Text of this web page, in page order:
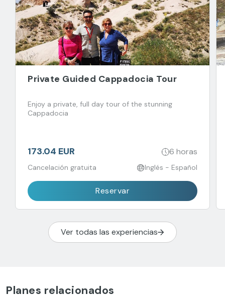
Private Guided Cappadocia Tour
Enjoy a private, full day tour of the stunning
Cappadocia
173.04 EUR 6 horas
Cancelación gratuita Inglés - Español
Reservar
Ver todas las experiencias
Planes relacionados